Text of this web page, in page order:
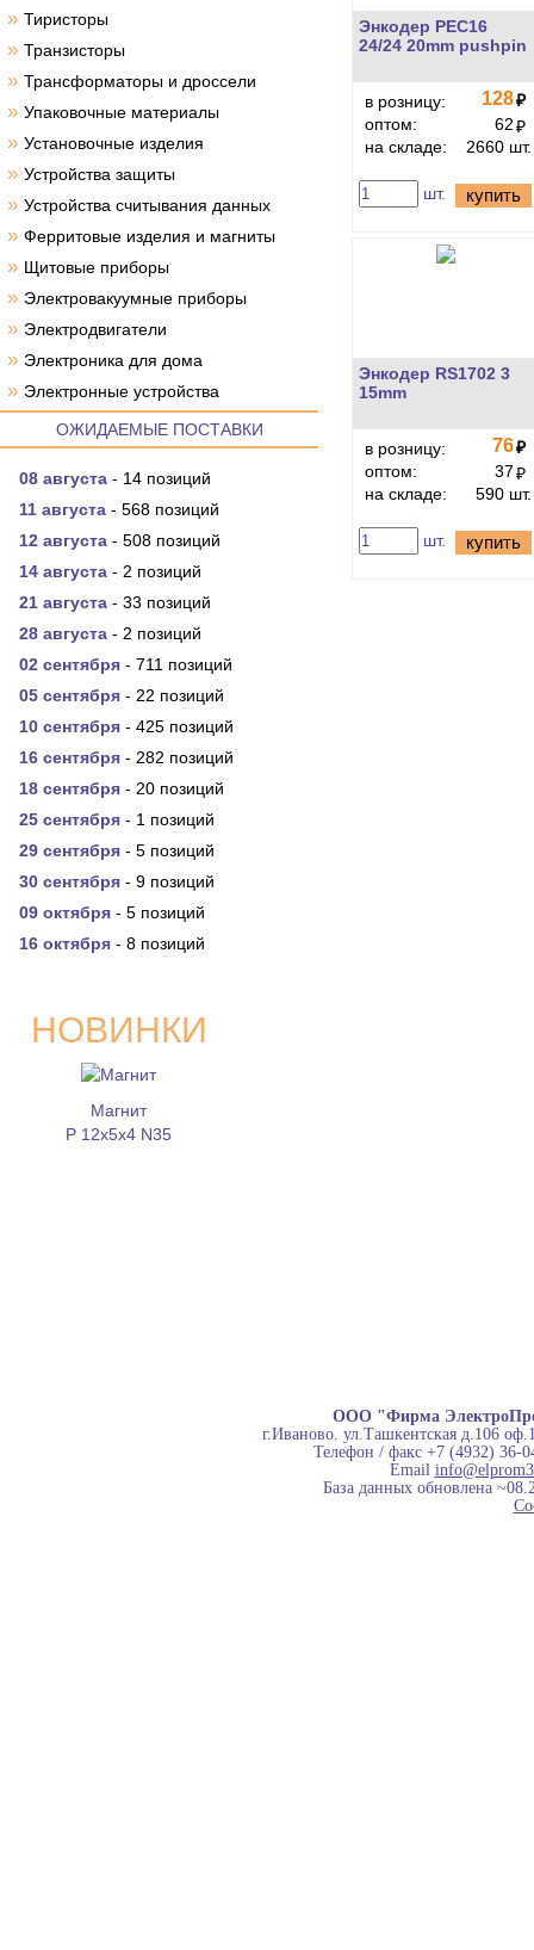
» Тиристоры
» Транзисторы
» Трансформаторы и дроссели
» Упаковочные материалы
» Установочные изделия
» Устройства защиты
» Устройства считывания данных
» Ферритовые изделия и магниты
» Щитовые приборы
» Электровакуумные приборы
» Электродвигатели
» Электроника для дома
» Электронные устройства
ОЖИДАЕМЫЕ ПОСТАВКИ
08 августа - 14 позиций
11 августа - 568 позиций
12 августа - 508 позиций
14 августа - 2 позиций
21 августа - 33 позиций
28 августа - 2 позиций
02 сентября - 711 позиций
05 сентября - 22 позиций
10 сентября - 425 позиций
16 сентября - 282 позиций
18 сентября - 20 позиций
25 сентября - 1 позиций
29 сентября - 5 позиций
30 сентября - 9 позиций
09 октября - 5 позиций
16 октября - 8 позиций
НОВИНКИ
Магнит
P 12x5x4 N35
Энкодер PEC16
24/24 20mm pushpin
в розницу: 128₽
оптом:
62₽
на складе:
2660 шт.
шт. купить
Энкодер RS1702 3
15mm
в розницу: 76₽
оптом:
37₽
на складе:
590 шт.
шт. купить
ООО "Фирма
г.Иваново. ул.Ташкентская д.106
Телефон / факс +7 (4932) 36-
Email
База данных обновлена